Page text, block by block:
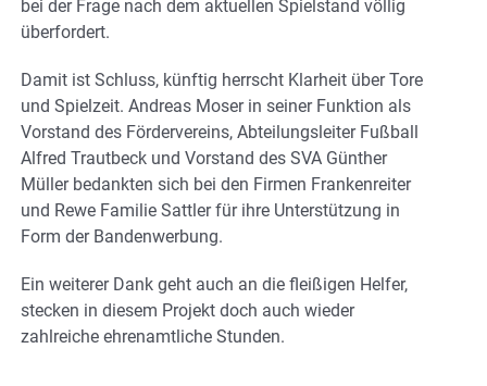
bei der Frage nach dem aktuellen Spielstand völlig
überfordert.
Damit ist Schluss, künftig herrscht Klarheit über Tore
und Spielzeit. Andreas Moser in seiner Funktion als
Vorstand des Fördervereins, Abteilungsleiter Fußball
Alfred Trautbeck und Vorstand des SVA Günther
Müller bedankten sich bei den Firmen Frankenreiter
und Rewe Familie Sattler für ihre Unterstützung in
Form der Bandenwerbung.
Ein weiterer Dank geht auch an die fleißigen Helfer,
stecken in diesem Projekt doch auch wieder
zahlreiche ehrenamtliche Stunden.